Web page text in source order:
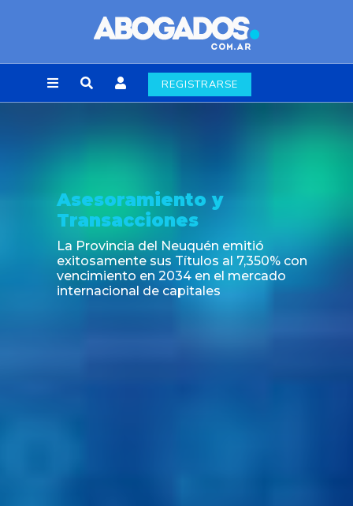
REGISTRARSE
Noticia
Nuevas regulaciones de la industria
alimenticia emergentes del Decreto
697/2026